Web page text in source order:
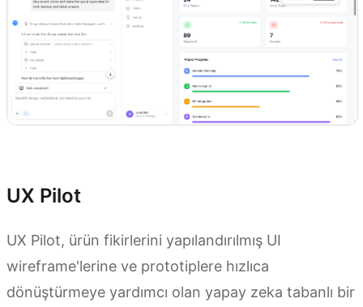
UX Pilot
UX Pilot, ürün fikirlerini yapılandırılmış UI
wireframe'lerine ve prototiplere hızlıca
dönüştürmeye yardımcı olan yapay zeka tabanlı bir